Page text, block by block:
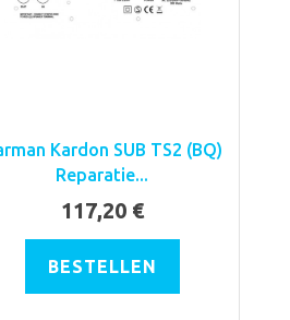
Kardon SUB TS2 (BQ)
Reparatie...
117,20 €
BESTELLEN